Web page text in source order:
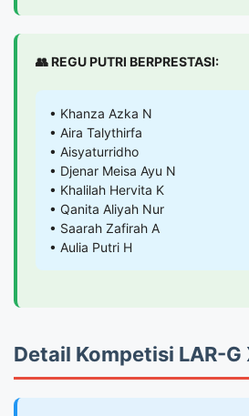
👥 REGU PUTRI BERPRESTASI:
• Khanza Azka N
• Aira Talythirfa
• Aisyaturridho
• Djenar Meisa Ayu N
• Khalilah Hervita K
• Qanita Aliyah Nur
• Saarah Zafirah A
• Aulia Putri H
Detail Kompetisi LAR-G